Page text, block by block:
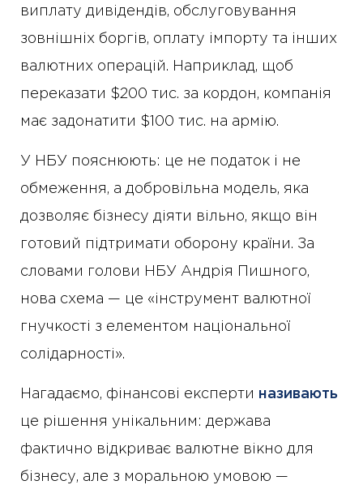
виплату дивідендів, обслуговування
зовнішніх боргів, оплату імпорту та інших
валютних операцій. Наприклад, щоб
переказати $200 тис. за кордон, компанія
має задонатити $100 тис. на армію.
У НБУ пояснюють: це не податок і не
обмеження, а добровільна модель, яка
дозволяє бізнесу діяти вільно, якщо він
готовий підтримати оборону країни. За
словами голови НБУ Андрія Пишного,
нова схема — це «інструмент валютної
гнучкості з елементом національної
солідарності».
Нагадаємо, фінансові експерти називають
це рішення унікальним: держава
фактично відкриває валютне вікно для
бізнесу, але з моральною умовою —